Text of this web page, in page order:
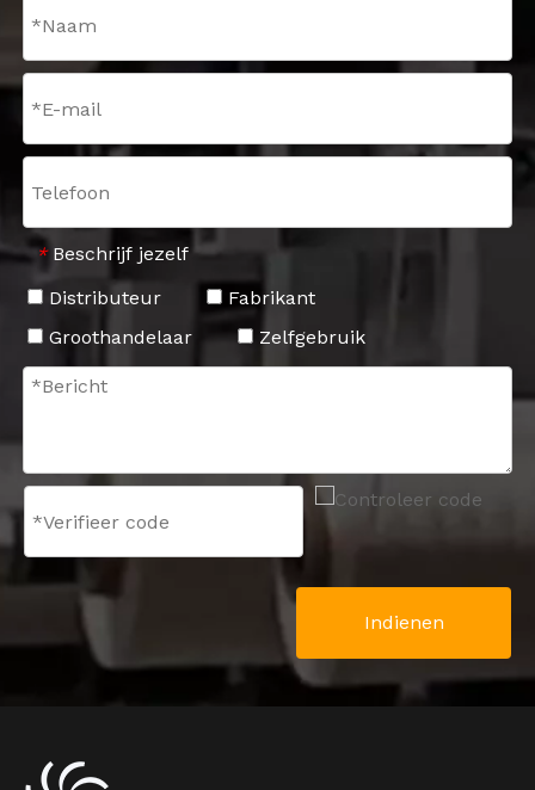
* Beschrijf jezelf
Distributeur
Fabrikant
Groothandelaar
Zelfgebruik
Indienen